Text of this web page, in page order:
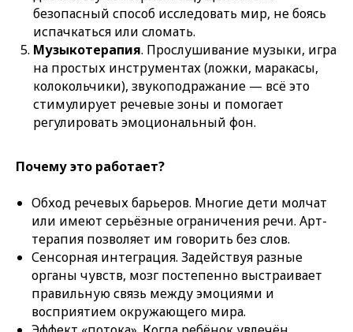
безопасный способ исследовать мир, не боясь
испачкаться или сломать.
Музыкотерапия. Прослушивание музыки, игра
на простых инструментах (ложки, маракасы,
колокольчики), звукоподражание — всё это
стимулирует речевые зоны и помогает
регулировать эмоциональный фон.
Почему это работает?
Обход речевых барьеров. Многие дети молчат
или имеют серьёзные ограничения речи. Арт-
терапия позволяет им говорить без слов.
Сенсорная интеграция. Задействуя разные
органы чувств, мозг постепенно выстраивает
правильную связь между эмоциями и
восприятием окружающего мира.